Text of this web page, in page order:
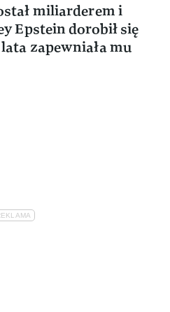
miliarderem i
Epstein dorobił się
zapewniała mu